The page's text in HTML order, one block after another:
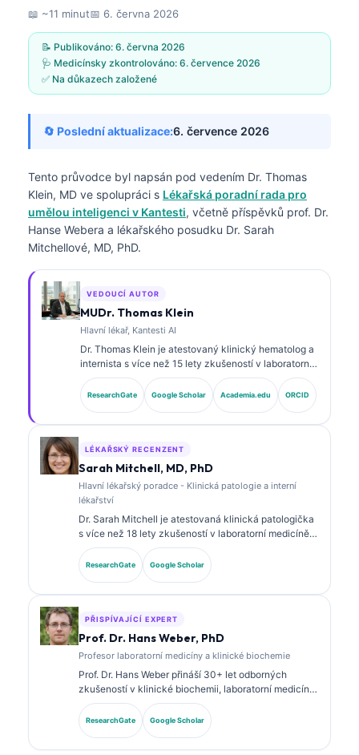
📖 ~11 minut📅 6. června 2026
📝 Publikováno: 6. června 2026
🩺 Medicínsky zkontrolováno: 6. července 2026
✅ Na důkazech založené
🔄 Poslední aktualizace:6. července 2026
Tento průvodce byl napsán pod vedením Dr. Thomas
Klein, MD ve spolupráci s Lékařská poradní rada pro
umělou inteligenci v Kantesti, včetně příspěvků prof. Dr.
Hanse Webera a lékařského posudku Dr. Sarah
Mitchellové, MD, PhD.
VEDOUCÍ AUTOR
MUDr. Thomas Klein
Hlavní lékař, Kantesti AI
Dr. Thomas Klein je atestovaný klinický hematolog a
internista s více než 15 lety zkušeností v laboratorní
medicíně a analýze klinických dat s asistencí umělé
inteligence. Jako hlavní lékařský ředitel (Chief
Medical Officer) ve společnosti Kantesti AI zajišťuje
rozsáhle publikoval k interpretaci biomarkerů a
laboratorní diagnostice v oblasti laboratorní medicíny.
ResearchGate Google Scholar Academia.edu ORCID
LÉKAŘSKÝ RECENZENT
Sarah Mitchell, MD, PhD
Hlavní lékařský poradce - Klinická patologie a interní
lékařství
Dr. Sarah Mitchell je atestovaná klinická patologička
s více než 18 lety zkušeností v laboratorní medicíně a
diagnostické analýze. Má specializované certifikace
v klinické chemii a rozsáhle publikovala o
panelových biomarkerech a laboratorní analýze v
ResearchGate Google Scholar
PŘISPÍVAJÍCÍ EXPERT
Prof. Dr. Hans Weber, PhD
Profesor laboratorní medicíny a klinické biochemie
Prof. Dr. Hans Weber přináší 30+ let odborných
zkušeností v klinické biochemii, laboratorní medicíně
a výzkumu biomarkerů. Bývalý prezident Německé
společnosti pro klinickou chemii, specializuje se na
analýzu diagnostických panelů, standardizaci
ResearchGate Google Scholar